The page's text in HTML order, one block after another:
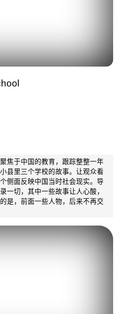
焦于中国的教育，跟踪整整一年
县里三个学校的故事。让观众看
侧面反映中国当时社会现实。导
一切，其中一些故事让人心酸，
是，前面一些人物，后来不再交